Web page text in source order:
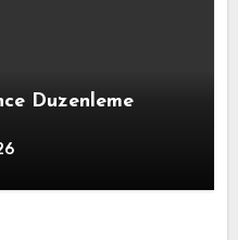
Duzenleme